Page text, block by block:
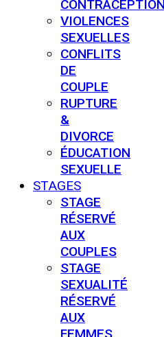
CONTRACEPTION
VIOLENCES
SEXUELLES
CONFLITS
DE
COUPLE
RUPTURE
&
DIVORCE
ÉDUCATION
SEXUELLE
STAGES
STAGE
RÉSERVÉ
AUX
COUPLES
STAGE
SEXUALITÉ
RÉSERVÉ
AUX